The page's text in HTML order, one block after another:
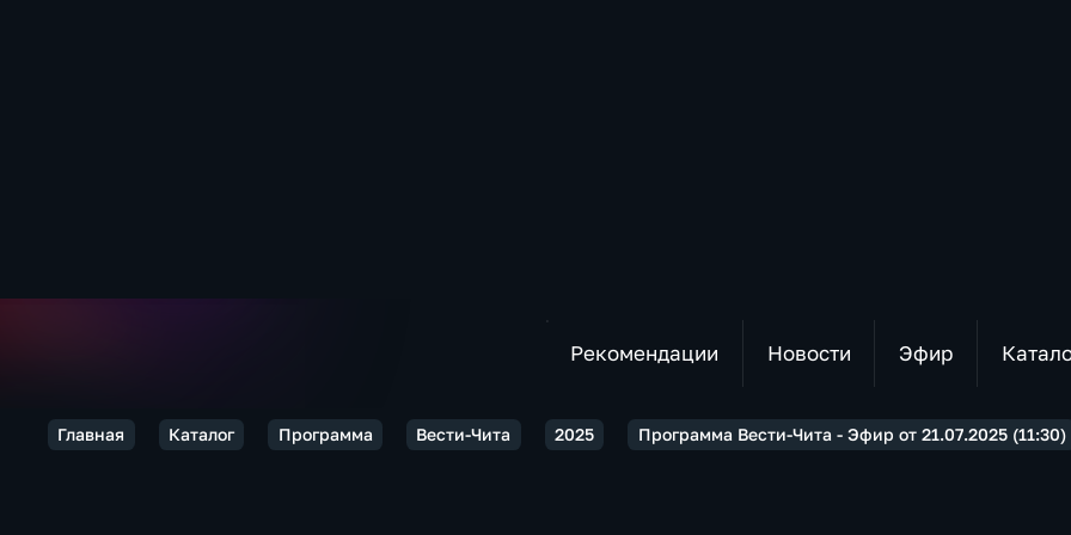
Рекомендации Новости Эфир
Главная Каталог Программа Вести-Чита 2025 Программа Вести-Чита - Эфир от 21.07.2025 (11:30)